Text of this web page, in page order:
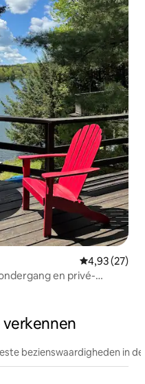
Gemiddelde
4,93 (27)
en privé-
bezienswaardigheden in